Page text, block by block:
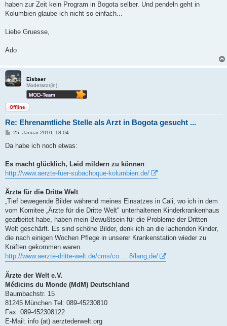
r
a
haben zur Zeit kein Program in Bogota selber. Und pendeln geht in
Kolumbien glaube ich nicht so einfach...
Liebe Gruesse,
Ado
Eisbaer
Moderator(in)
Offline
Re: Ehrenamtliche Stelle als Arzt in Bogota gesucht ...
B
i
a
25. Januar 2010, 18:04
Da habe ich noch etwas:
Es macht glücklich, Leid mildern zu können:
http://www.aerzte-fuer-subachoque-kolumbien.de/
Ärzte für die Dritte Welt
„Tief bewegende Bilder während meines Einsatzes in Cali, wo ich in dem
vom Komitee „Ärzte für die Dritte Welt" unterhaltenen Kinderkrankenhaus
gearbeitet habe, haben mein Bewußtsein für die Probleme der Dritten
Welt geschärft. Es sind schöne Bilder, denk ich an die lachenden Kinder,
die nach einigen Wochen Pflege in unserer Krankenstation wieder zu
Kräften gekommen waren.
http://www.aerzte-dritte-welt.de/cms/co ... 8/lang,de/
Ärzte der Welt e.V.
Médicins du Monde (MdM) Deutschland
Baumbachstr. 15
81245 München Tel: 089-45230810
Fax: 089-452308122
E-Mail: info (at) aerztederwelt.org